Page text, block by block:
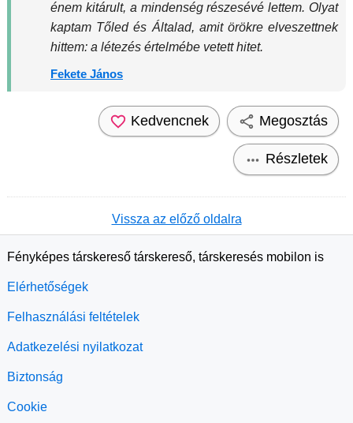
énem kitárult, a mindenség részesévé lettem. Olyat
kaptam Tőled és Általad, amit örökre elveszettnek
hittem: a létezés értelmébe vetett hitet.
Fekete János
Kedvencnek Megosztás
Részletek
Vissza az előző oldalra
Fényképes társkereső társkereső, társkeresés mobilon is
Elérhetőségek
Felhasználási feltételek
Adatkezelési nyilatkozat
Biztonság
Cookie